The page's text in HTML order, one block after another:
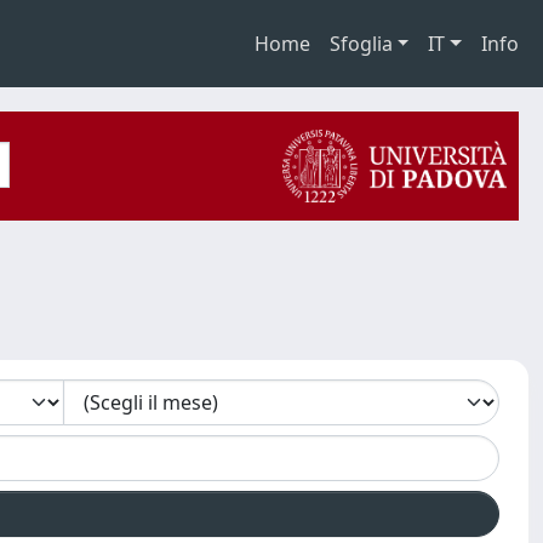
Home Sfoglia IT Info